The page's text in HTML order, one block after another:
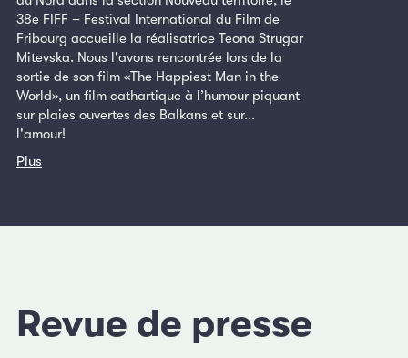
38e FIFF – Festival International du Film de
Fribourg accueille la réalisatrice Teona Strugar
Mitevska. Nous l'avons rencontrée lors de la
sortie de son film «The Happiest Man in the
World», un film cathartique à l’humour piquant
sur plaies ouvertes des Balkans et sur...
l'amour!
Plus
Revue de presse